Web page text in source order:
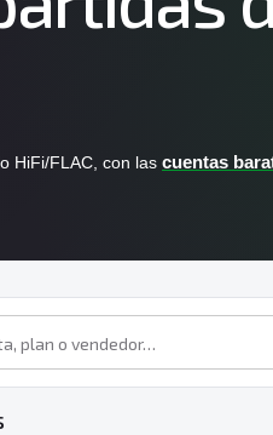
HiFi/FLAC, con las cuentas